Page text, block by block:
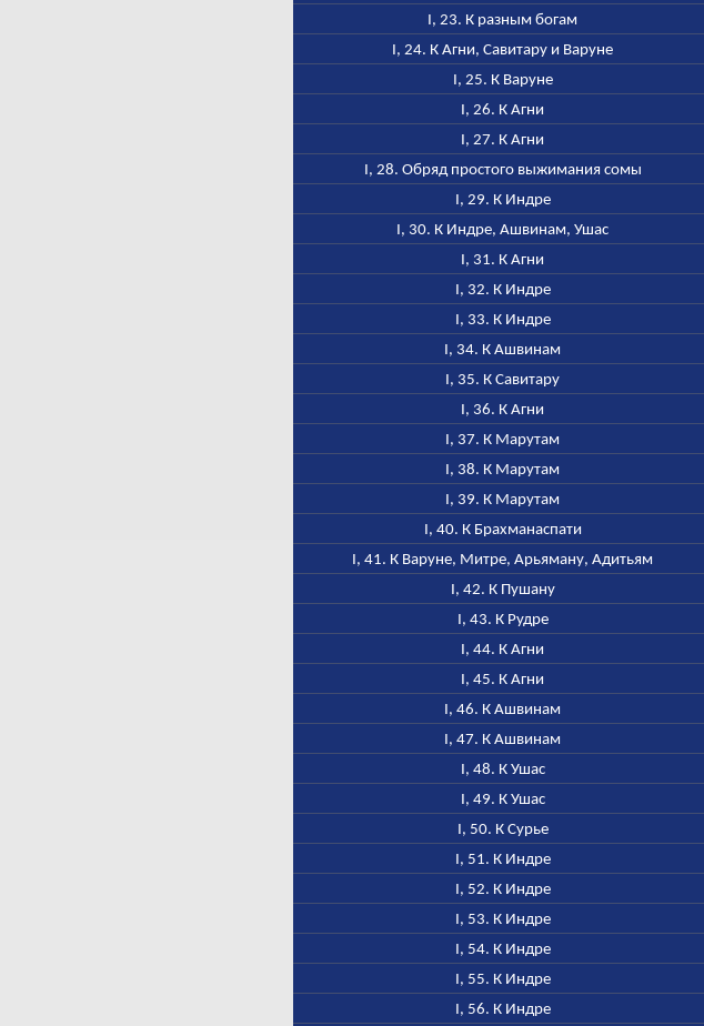
I, 23. К разным богам
I, 24. К Агни, Савитару и Варуне
I, 25. К Варуне
I, 26. К Агни
I, 27. К Агни
I, 28. Обряд простого выжимания сомы
I, 29. К Индре
I, 30. К Индре, Ашвинам, Ушас
I, 31. К Агни
I, 32. К Индре
I, 33. К Индре
I, 34. К Ашвинам
I, 35. К Савитару
I, 36. К Агни
I, 37. К Марутам
I, 38. К Марутам
I, 39. К Марутам
I, 40. К Брахманаспати
I, 41. К Варуне, Митре, Арьяману, Адитьям
I, 42. К Пушану
I, 43. К Рудре
I, 44. К Агни
I, 45. К Агни
I, 46. К Ашвинам
I, 47. К Ашвинам
I, 48. К Ушас
I, 49. К Ушас
I, 50. К Сурье
I, 51. К Индре
I, 52. К Индре
I, 53. К Индре
I, 54. К Индре
I, 55. К Индре
I, 56. К Индре